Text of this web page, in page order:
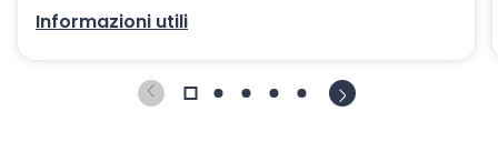
Informazioni utili